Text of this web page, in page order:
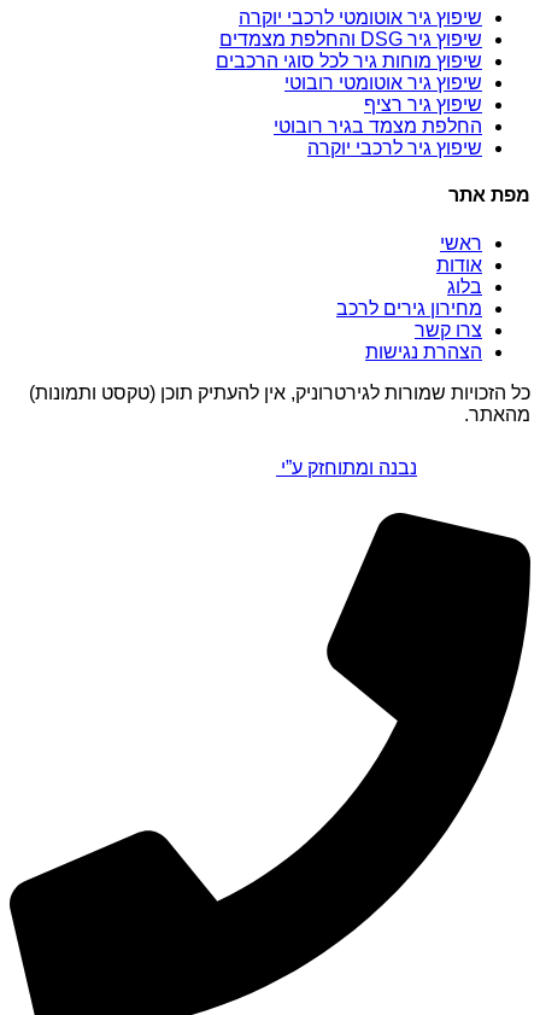
שיפוץ גיר אוטומטי לרכבי יוקרה
שיפוץ גיר DSG והחלפת מצמדים
שיפוץ מוחות גיר לכל סוגי הרכבים
שיפוץ גיר אוטומטי רובוטי
שיפוץ גיר רציף
החלפת מצמד בגיר רובוטי
שיפוץ גיר לרכבי יוקרה
מפת אתר
ראשי
אודות
בלוג
מחירון גירים לרכב
צרו קשר
הצהרת נגישות
כל הזכויות שמורות לגירטרוניק, אין להעתיק תוכן (טקסט ותמונות)
מהאתר.
נבנה ומתוחזק ע”י